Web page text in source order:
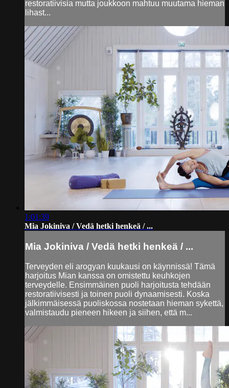
restoratiivisia mutta joukkoon mahtuu muutama hieman
lihast...
1:01:39
Mia Jokiniva / Vedä hetki henkeä / ...
Mia Jokiniva / Vedä hetki henkeä / ...
Terveyden eli arogyan kuukausi on käynnissä! Tämä
harjoitus Mian kanssa on omistettu keuhkojen
terveydelle. Ensimmäinen puoli harjoitusta tehdään
restoratiivisesti ja toinen puoli dynaamisesti. Koska
jälkimmäisessä puoliskossa nostetaan hieman sykettä,
valmistaudu pieneen hikeen ja siihen, että m...